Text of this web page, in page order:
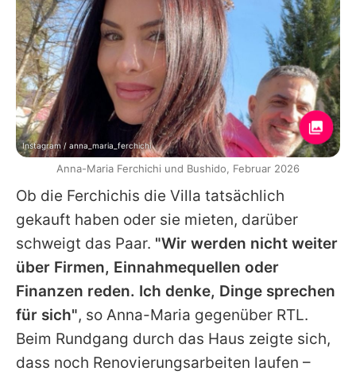
Ob die Ferchichis die Villa tatsächlich
gekauft haben oder sie mieten, darüber
schweigt das Paar. "Wir werden nicht weiter
über Firmen, Einnahmequellen oder
Finanzen reden. Ich denke, Dinge sprechen
für sich", so Anna-Maria gegenüber RTL.
Beim Rundgang durch das Haus zeigte sich,
dass noch Renovierungsarbeiten laufen –
Instagram / anna_maria_ferchichi
Anna-Maria Ferchichi und Bushido, Februar 2026